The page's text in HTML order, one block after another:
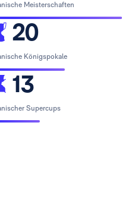
Meisterschaften
20
Königspokale
13
Supercups